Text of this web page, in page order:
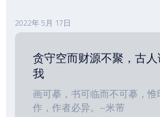
2022年 5月 17日
贪守空而财源不聚，古
我
画可摹，书可临而不可摹，惟
作，作者必异。–米芾